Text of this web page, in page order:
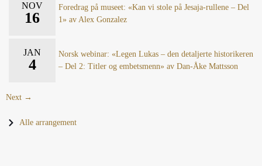
NOV
16
Foredrag på museet: «Kan vi stole på Jesaja-rullene – Del
1» av Alex Gonzalez
JAN
4
Norsk webinar: «Legen Lukas – den detaljerte historikeren
– Del 2: Titler og embetsmenn» av Dan-Åke Mattsson
Next →
Alle arrangement